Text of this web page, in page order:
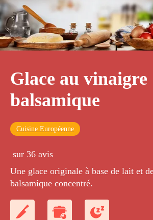
Glace au vinaigre
balsamique
Cuisine Européenne
sur 36 avis
Une glace originale à base de lait et
balsamique concentré.